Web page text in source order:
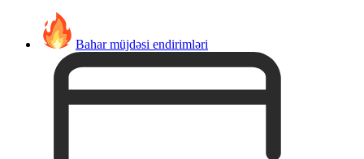
Bahar müjdəsi endirimləri